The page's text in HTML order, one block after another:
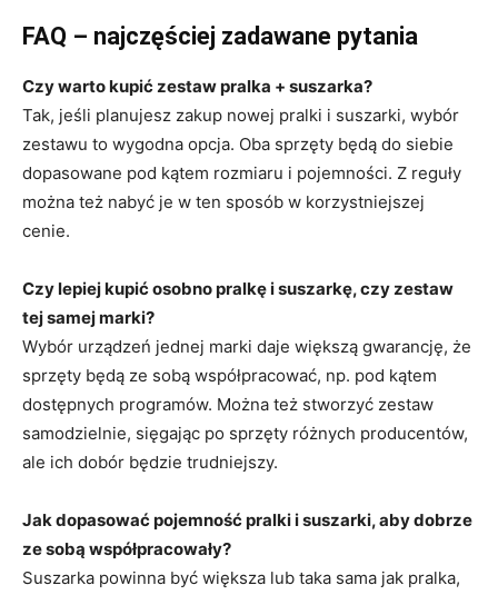
FAQ – najczęściej zadawane pytania
Czy warto kupić zestaw pralka + suszarka?
Tak, jeśli planujesz zakup nowej pralki i suszarki, wybór
zestawu to wygodna opcja. Oba sprzęty będą do siebie
dopasowane pod kątem rozmiaru i pojemności. Z reguły
można też nabyć je w ten sposób w korzystniejszej
cenie.
Czy lepiej kupić osobno pralkę i suszarkę, czy zestaw
tej samej marki?
Wybór urządzeń jednej marki daje większą gwarancję, że
sprzęty będą ze sobą współpracować, np. pod kątem
dostępnych programów. Można też stworzyć zestaw
samodzielnie, sięgając po sprzęty różnych producentów,
ale ich dobór będzie trudniejszy.
Jak dopasować pojemność pralki i suszarki, aby dobrze
ze sobą współpracowały?
Suszarka powinna być większa lub taka sama jak pralka,